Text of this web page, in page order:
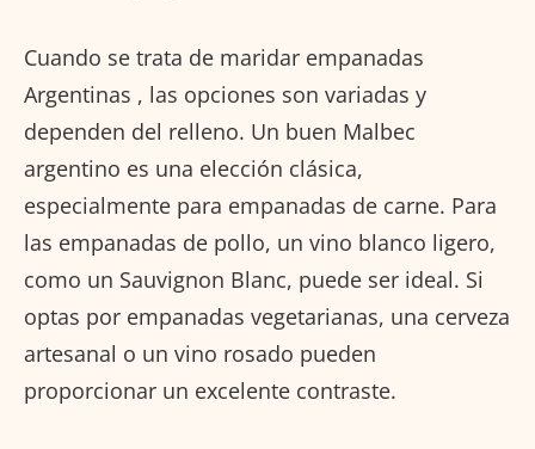
Cuando se trata de maridar empanadas
Argentinas , las opciones son variadas y
dependen del relleno. Un buen Malbec
argentino es una elección clásica,
especialmente para empanadas de carne. Para
las empanadas de pollo, un vino blanco ligero,
como un Sauvignon Blanc, puede ser ideal. Si
optas por empanadas vegetarianas, una cerveza
artesanal o un vino rosado pueden
proporcionar un excelente contraste.